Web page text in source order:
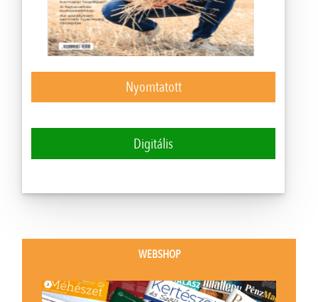
Nyomtatott
Digitális
WEBSHOP